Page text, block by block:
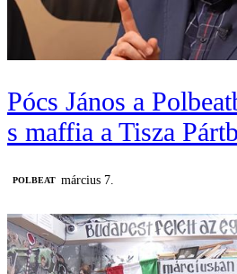
Pócs János a
s maffia a Tisza
‎POLBEAT március 7.